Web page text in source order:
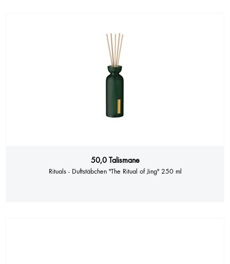
50,0 Talismane
Rituals - Duftstäbchen "The Ritual of Jing" 250 ml